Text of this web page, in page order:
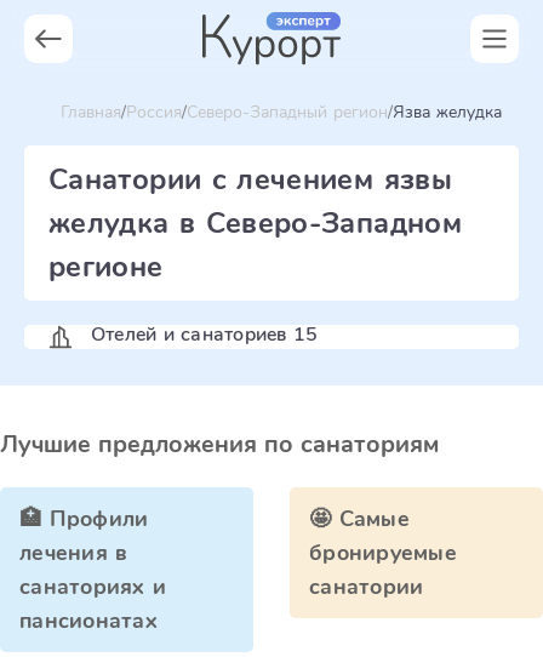
Главная Россия Северо-Западный регион Язва желудка
Санатории с лечением язвы
желудка в Северо-Западном
регионе
Отелей и санаториев 15
Лучшие предложения по санаториям
🏥 Профили
лечения в
санаториях и
пансионатах
🤩 Самые
бронируемые
санатории